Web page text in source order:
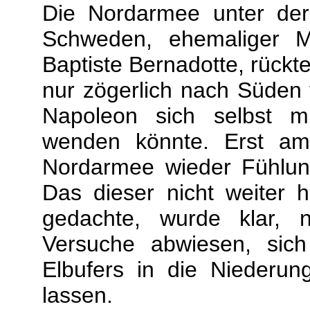
Die Nordarmee unter
Schweden, ehemaliger
Baptiste Bernadotte,
nur zögerlich nach
Napoleon sich selbst
wenden könnte. Erst
Nordarmee wieder
Das dieser nicht weiter
gedachte, wurde klar,
Versuche abwiesen,
Elbufers in die
lassen.